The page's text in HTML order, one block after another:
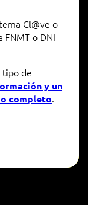
Cl@ve o
o DNI
tipo de
y un
completo.